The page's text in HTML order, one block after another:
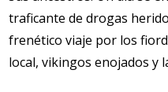
traficante de drogas
frenético viaje por los
local, vikingos enojados y